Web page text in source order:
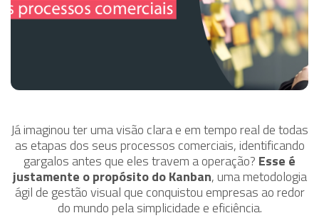
Já imaginou ter uma visão clara e em tempo real de todas
as etapas dos seus processos comerciais, identificando
gargalos antes que eles travem a operação? Esse é
justamente o propósito do Kanban, uma metodologia
ágil de gestão visual que conquistou empresas ao redor
do mundo pela simplicidade e eficiência.